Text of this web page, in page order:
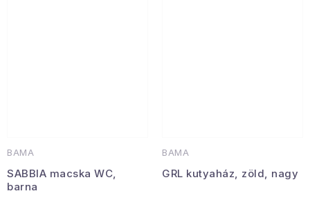
BAMA
SABBIA macska WC,
barna
BAMA
GRL kutyaház, zöld, nagy